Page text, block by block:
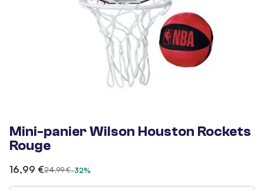
Mini-panier Wilson Houston Rockets
Rouge
16,99 €24,99 €-32%